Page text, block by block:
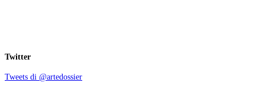
Twitter
Tweets di @artedossier